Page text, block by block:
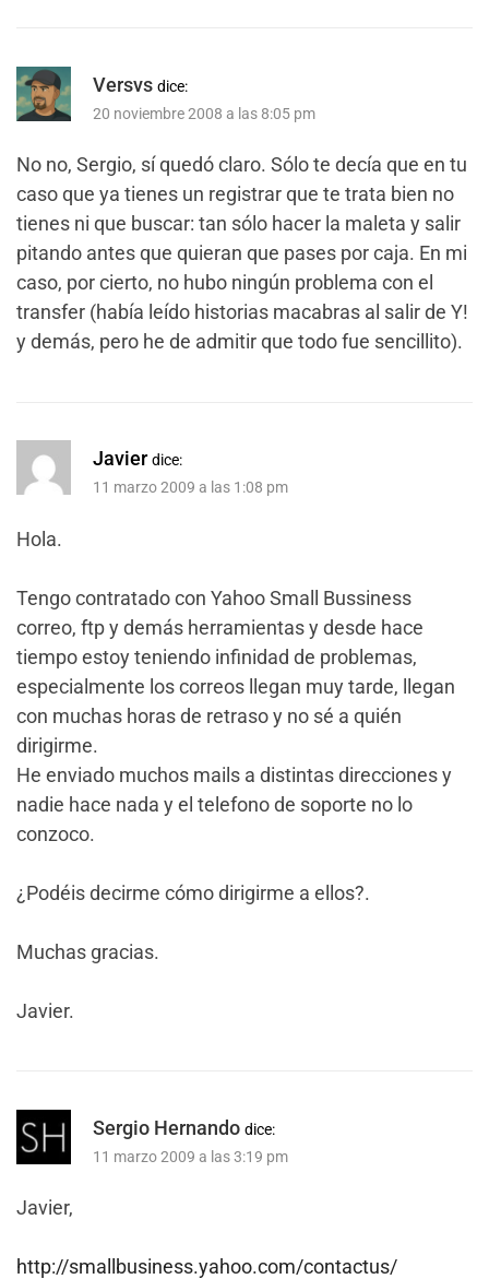
Versvs dice:
20 noviembre 2008 a las 8:05 pm
No no, Sergio, sí quedó claro. Sólo te decía que en tu
caso que ya tienes un registrar que te trata bien no
tienes ni que buscar: tan sólo hacer la maleta y salir
pitando antes que quieran que pases por caja. En mi
caso, por cierto, no hubo ningún problema con el
transfer (había leído historias macabras al salir de Y!
y demás, pero he de admitir que todo fue sencillito).
Javier dice:
11 marzo 2009 a las 1:08 pm
Hola.
Tengo contratado con Yahoo Small Bussiness
correo, ftp y demás herramientas y desde hace
tiempo estoy teniendo infinidad de problemas,
especialmente los correos llegan muy tarde, llegan
con muchas horas de retraso y no sé a quién
dirigirme.
He enviado muchos mails a distintas direcciones y
nadie hace nada y el telefono de soporte no lo
conzoco.
¿Podéis decirme cómo dirigirme a ellos?.
Muchas gracias.
Javier.
Sergio Hernando dice:
11 marzo 2009 a las 3:19 pm
Javier,
http://smallbusiness.yahoo.com/contactus/